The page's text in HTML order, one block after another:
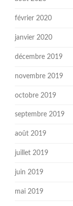
février 2020
janvier 2020
décembre 2019
novembre 2019
octobre 2019
septembre 2019
août 2019
juillet 2019
juin 2019
mai 2019